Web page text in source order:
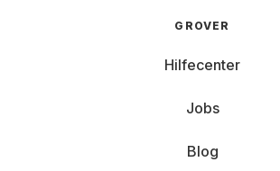
GROVER
Hilfecenter
Jobs
Blog